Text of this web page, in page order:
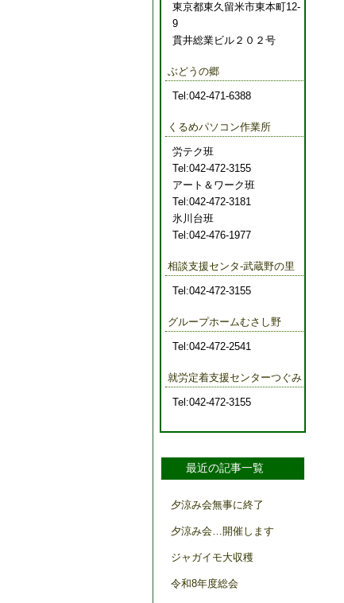
東京都東久留米市東本町12-
9
貫井総業ビル２０２号
ぶどうの郷
Tel:042-471-6388
くるめパソコン作業所
労テク班
Tel:042-472-3155
アート＆ワーク班
Tel:042-472-3181
氷川台班
Tel:042-476-1977
相談支援センタ-武蔵野の里
Tel:042-472-3155
グループホームむさし野
Tel:042-472-2541
就労定着支援センターつぐみ
Tel:042-472-3155
最近の記事一覧
夕涼み会無事に終了
夕涼み会…開催します
ジャガイモ大収穫
令和8年度総会